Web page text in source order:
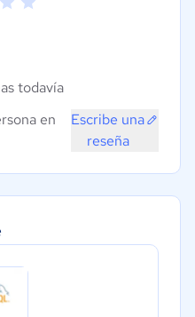
todavía
en
Escribe una
reseña